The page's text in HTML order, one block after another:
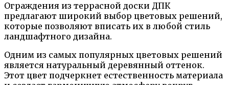
Ограждения из террасной доски ДПК
предлагают широкий выбор цветовых решений,
которые позволяют вписать их в любой стиль
ландшафтного дизайна.
Одним из самых популярных цветовых решений
является натуральный деревянный оттенок.
Этот цвет подчеркнет естественность материала